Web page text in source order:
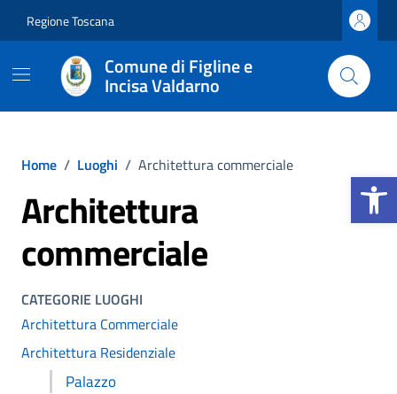
Apri la
Regione Toscana
Comune di Figline e
Incisa Valdarno
Home / Luoghi / Architettura commerciale
Architettura
commerciale
CATEGORIE LUOGHI
Architettura Commerciale
Architettura Residenziale
Palazzo